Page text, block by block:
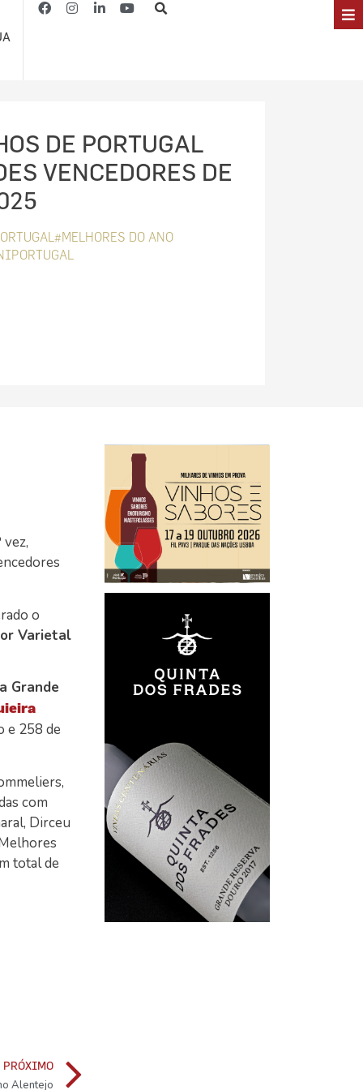
DE PORTUGAL
VENCEDORES DE
DO ANO
o
Varietal
Grande
e 258 de
com
Dirceu
total de
PRÓXIMO
Alentejo